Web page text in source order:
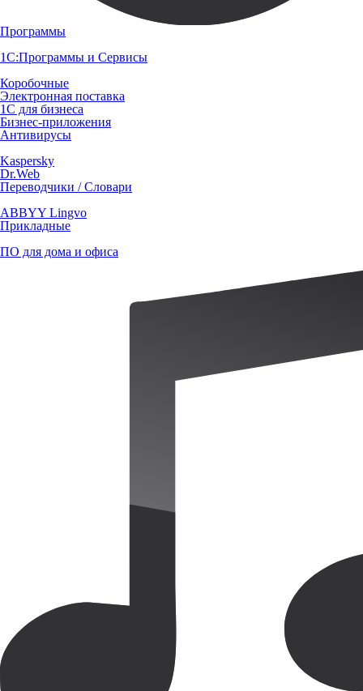
Программы
1С:Программы и Сервисы
Коробочные
Электронная поставка
1С для бизнеса
Бизнес-приложения
Антивирусы
Kaspersky
Dr.Web
Переводчики / Словари
ABBYY Lingvo
Прикладные
ПО для дома и офиса